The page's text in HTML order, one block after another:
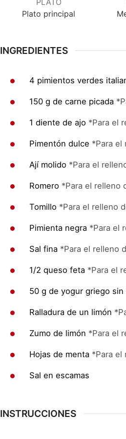
PLATO
Plato principal
INGREDIENTES
4 pimientos verdes
150 g de carne picada
1 diente de ajo *Para el
Pimentón dulce *Para el
Ají molido *Para el
Romero *Para el relleno
Tomillo *Para el relleno
Pimienta negra *Para el
Sal fina *Para el relleno
1/2 queso feta *Para el
50 g de yogur griego sin
Ralladura de un limón
Zumo de limón *Para el
Hojas de menta *Para el
Sal en escamas
INSTRUCCIONES